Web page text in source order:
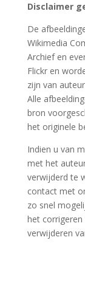
Disclaimer
De
Wikimedia
Archief en
Flickr en
zijn van
Alle
bron
het originele
Indien u van
met het
verwijderd te
contact met
zo snel
het
verwijderen